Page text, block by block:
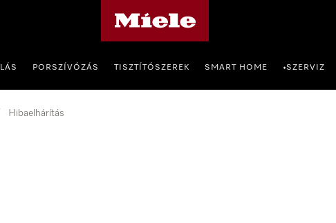
PORSZÍVÓZÁS TISZTÍTÓSZEREK SMART HOME •SZERVIZ
Hibaelhárítás